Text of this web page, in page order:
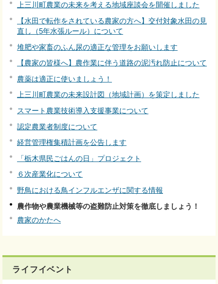
上三川町農業の未来を考える地域座談会を開催しました
【水田で転作をされている農家の方へ】交付対象水田の見
直し（5年水張ルール）について
堆肥や家畜のふん尿の適正な管理をお願いします
【農家の皆様へ】農作業に伴う道路の泥汚れ防止について
農薬は適正に使いましょう！
上三川町農業の未来設計図（地域計画）を策定しました
スマート農業技術導入支援事業について
認定農業者制度について
経営管理権集積計画を公告します
「栃木県民ごはんの日」プロジェクト
６次産業化について
野鳥における鳥インフルエンザに関する情報
農作物や農業機械等の盗難防止対策を徹底しましょう！
農家のかたへ
ライフイベント